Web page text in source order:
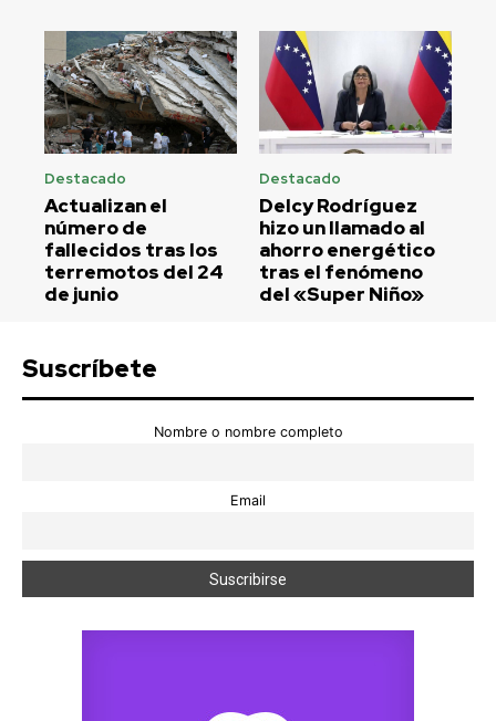
Destacado
Actualizan el
número de
fallecidos tras los
terremotos del 24
de junio
Destacado
Delcy Rodríguez
hizo un llamado al
ahorro energético
tras el fenómeno
del «Super Niño»
Suscríbete
Nombre o nombre completo
Email